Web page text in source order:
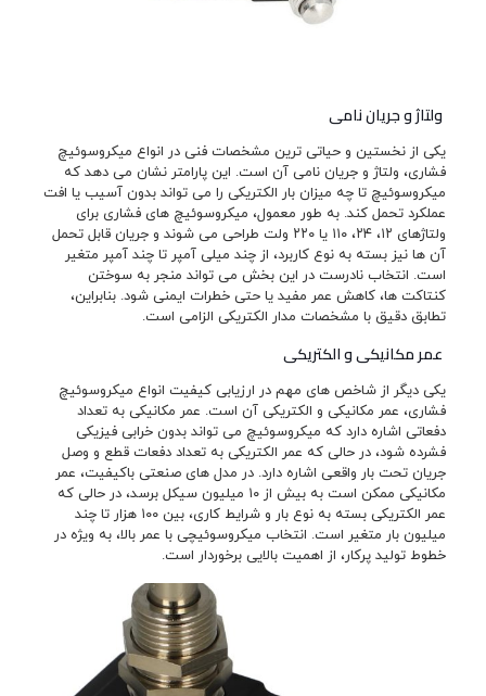
ولتاژ و جریان نامی
یکی از نخستین و حیاتی ترین مشخصات فنی در انواع میکروسوئیچ
فشاری، ولتاژ و جریان نامی آن است. این پارامتر نشان می دهد که
میکروسوئیچ تا چه میزان بار الکتریکی را می تواند بدون آسیب یا افت
عملکرد تحمل کند. به طور معمول، میکروسوئیچ های فشاری برای
ولتاژهای ۱۲، ۲۴، ۱۱۰ یا ۲۲۰ ولت طراحی می شوند و جریان قابل تحمل
آن ها نیز بسته به نوع کاربرد، از چند میلی آمپر تا چند آمپر متغیر
است. انتخاب نادرست در این بخش می تواند منجر به سوختن
کنتاکت ها، کاهش عمر مفید یا حتی خطرات ایمنی شود. بنابراین،
تطابق دقیق با مشخصات مدار الکتریکی الزامی است.
عمر مکانیکی و الکتریکی
یکی دیگر از شاخص های مهم در ارزیابی کیفیت انواع میکروسوئیچ
فشاری، عمر مکانیکی و الکتریکی آن است. عمر مکانیکی به تعداد
دفعاتی اشاره دارد که میکروسوئیچ می تواند بدون خرابی فیزیکی
فشرده شود، در حالی که عمر الکتریکی به تعداد دفعات قطع و وصل
جریان تحت بار واقعی اشاره دارد. در مدل های صنعتی باکیفیت، عمر
مکانیکی ممکن است به بیش از ۱۰ میلیون سیکل برسد، در حالی که
عمر الکتریکی بسته به نوع بار و شرایط کاری، بین ۱۰۰ هزار تا چند
میلیون بار متغیر است. انتخاب میکروسوئیچی با عمر بالا، به ویژه در
خطوط تولید پرکار، از اهمیت بالایی برخوردار است.